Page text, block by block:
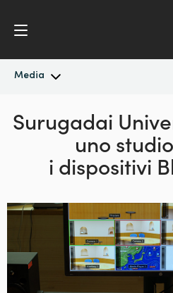
Media
In primo pianoArgentina
Australia
Austria
Brazil
Canada
China
Surugadai
uno
i dispositivi